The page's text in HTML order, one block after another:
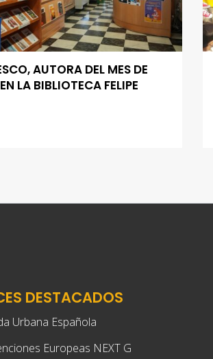
AUTORA DEL MES DE
LA BIBLIOTECA FELIPE
DESTACADOS
Urbana Española
Europeas NEXT G